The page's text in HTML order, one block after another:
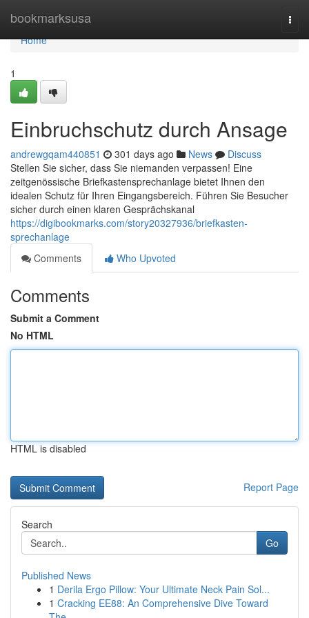
bookmarksusa
Home
Home
1
Einbruchschutz durch Ansage
andrewgqam440851 301 days ago News
Discuss
Stellen Sie sicher, dass Sie niemanden verpassen! Eine
zeitgenössische Briefkastensprechanlage bietet Ihnen den
idealen Schutz für Ihren Eingangsbereich. Führen Sie Besucher
sicher durch einen klaren Gesprächskanal
https://digibookmarks.com/story20327936/briefkasten-
sprechanlage
Comments
Who Upvoted
Comments
Submit a Comment
No HTML
HTML is disabled
Report Page
Search
Go
Published News
1 Derila Ergo Pillow: Your Ultimate Neck Pain Sol...
1 Cracking EE88: An Comprehensive Dive Toward